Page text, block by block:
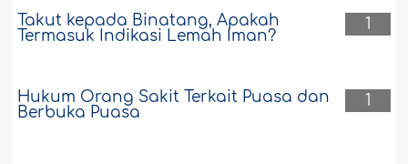
1
Takut kepada Binatang, Apakah
Termasuk Indikasi Lemah Iman?
1
Hukum Orang Sakit Terkait Puasa dan
Berbuka Puasa